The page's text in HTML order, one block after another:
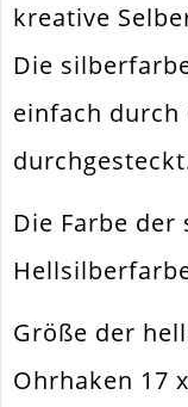
Spezifikation
Verwendung
Größe Außen
Fädelloch /
Innendurchmesser
Material
Form / Motiv
kreative
Die
einfach durch
Die Farbe
Größe der
Ohrhaken 17